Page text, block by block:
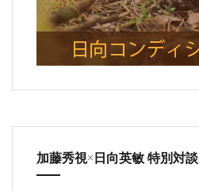
加藤秀視×日向英敏 特別対談